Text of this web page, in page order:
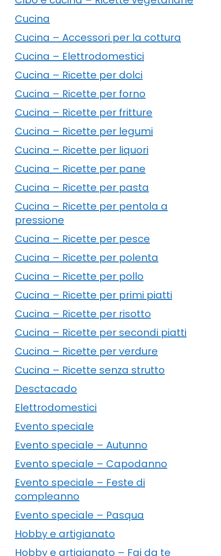
Cucina
Cucina – Accessori per la cottura
Cucina – Elettrodomestici
Cucina – Ricette per dolci
Cucina – Ricette per forno
Cucina – Ricette per fritture
Cucina – Ricette per legumi
Cucina – Ricette per liquori
Cucina – Ricette per pane
Cucina – Ricette per pasta
Cucina – Ricette per pentola a
pressione
Cucina – Ricette per pesce
Cucina – Ricette per polenta
Cucina – Ricette per pollo
Cucina – Ricette per primi piatti
Cucina – Ricette per risotto
Cucina – Ricette per secondi piatti
Cucina – Ricette per verdure
Cucina – Ricette senza strutto
Desctacado
Elettrodomestici
Evento speciale
Evento speciale – Autunno
Evento speciale – Capodanno
Evento speciale – Feste di
compleanno
Evento speciale – Pasqua
Hobby e artigianato
Hobby e artigianato – Fai da te